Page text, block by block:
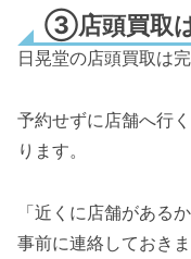
③店頭買取
日晃堂の店頭買取は
予約せずに店舗へ行
ります。
「近くに店舗がある
事前に連絡しておきま